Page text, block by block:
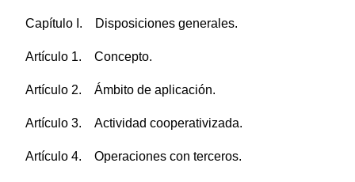
Capítulo I. Disposiciones generales.
Artículo 1. Concepto.
Artículo 2. Ámbito de aplicación.
Artículo 3. Actividad cooperativizada.
Artículo 4. Operaciones con terceros.